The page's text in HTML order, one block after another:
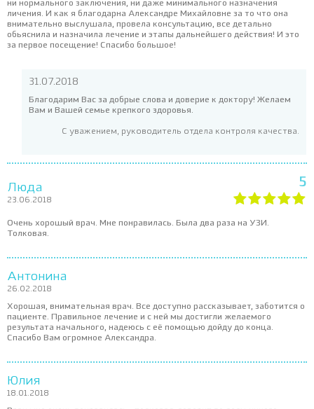
ни нормального заключения, ни даже минимального назначения
личения. И как я благодарна Александре Михайловне за то что она
внимательно выслушала, провела консультацию, все детально
обьяснила и назначила лечение и этапы дальнейшего действия! И это
за первое посещение! Спасибо большое!
31.07.2018
Благодарим Вас за добрые слова и доверие к доктору! Желаем
Вам и Вашей семье крепкого здоровья.
С уважением, руководитель отдела контроля качества.
Люда
23.06.2018
5
Очень хорошый врач. Мне понравилась. Была два раза на УЗИ.
Толковая.
Антонина
26.02.2018
Хорошая, внимательная врач. Все доступно рассказывает, заботится о
пациенте. Правильное лечение и с ней мы достигли желаемого
результата начального, надеюсь с её помощью дойду до конца.
Спасибо Вам огромное Александра.
Юлия
18.01.2018